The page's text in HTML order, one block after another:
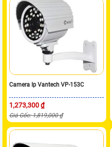
Camera Ip Vantech VP-153C
1,273,300 ₫
Giá Gốc: 1,819,000 ₫